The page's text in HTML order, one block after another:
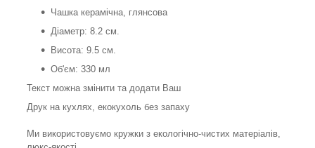
Чашка керамічна, глянсова
Діаметр: 8.2 см.
Висота: 9.5 см.
Об'єм: 330 мл
Текст можна змінити та додати Ваш
Друк на кухлях, екокухоль без запаху
Ми використовуємо кружки з екологічно-чистих матеріалів,